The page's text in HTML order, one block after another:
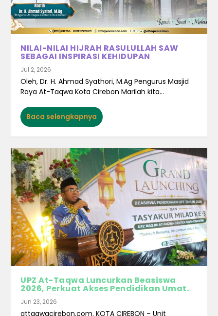
NILAI-NILAI HIJRAH RASULULLAH SAW
SEBAGAI INSPIRASI KEHIDUPAN
Jul 2, 2026
Oleh, Dr. H. Ahmad Syathori, M.Ag Pengurus Masjid
Raya At-Taqwa Kota Cirebon Marilah kita...
Baca selengkapnya
UPZ At-Taqwa Luncurkan Beasiswa
2026, Perkuat Akses Pendidikan Umat.
Jun 23, 2026
attaqwacirebon.com. KOTA CIREBON – Unit